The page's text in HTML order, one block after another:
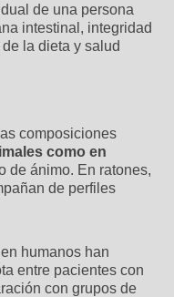
de una persona
intestinal, integridad
la dieta y salud
composiciones
como en
de ánimo. En ratones,
de perfiles
humanos han
entre pacientes con
con grupos de